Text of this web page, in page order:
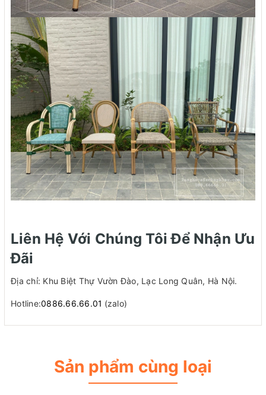
Liên Hệ Với Chúng Tôi Để Nhận Ưu
Đãi
Địa chỉ: Khu Biệt Thự Vườn Đào, Lạc Long Quân, Hà Nội.
Hotline:0886.66.66.01 (zalo)
Sản phẩm cùng loại